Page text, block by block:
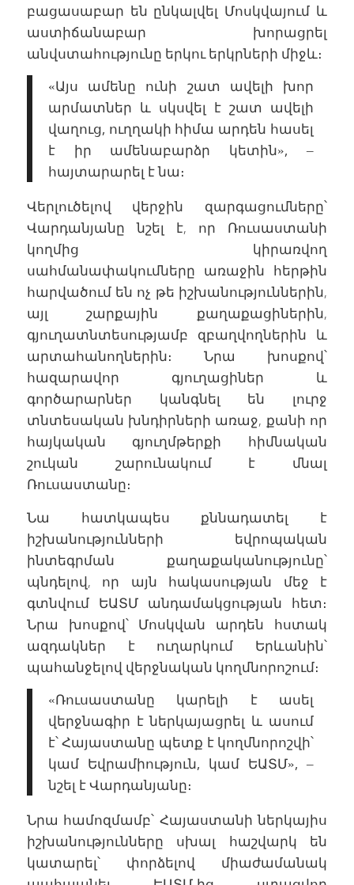
բացասաբար են ընկալվել Մոսկվայում և
աստիճանաբար խորացրել
անվստահությունը երկու երկրների միջև։
«Այս ամենը ունի շատ ավելի խոր
արմատներ և սկսվել է շատ ավելի
վաղուց, ուղղակի հիմա արդեն հասել
է իր ամենաբարձր կետին», –
հայտարարել է նա։
Վերլուծելով վերջին զարգացումները՝
Վարդանյանը նշել է, որ Ռուսաստանի
կողմից կիրառվող
սահմանափակումները առաջին հերթին
հարվածում են ոչ թե իշխանություններին,
այլ շարքային քաղաքացիներին,
գյուղատնտեսությամբ զբաղվողներին և
արտահանողներին։ Նրա խոսքով՝
հազարավոր գյուղացիներ և
գործարարներ կանգնել են լուրջ
տնտեսական խնդիրների առաջ, քանի որ
հայկական գյուղմթերքի հիմնական
շուկան շարունակում է մնալ
Ռուսաստանը։
Նա հատկապես քննադատել է
իշխանությունների եվրոպական
ինտեգրման քաղաքականությունը՝
պնդելով, որ այն հակասության մեջ է
գտնվում ԵԱՏՄ անդամակցության հետ։
Նրա խոսքով՝ Մոսկվան արդեն հստակ
ազդակներ է ուղարկում Երևանին՝
պահանջելով վերջնական կողմնորոշում։
«Ռուսաստանը կարելի է ասել
վերջնագիր է ներկայացրել և ասում
է՝ Հայաստանը պետք է կողմնորոշվի՝
կամ Եվրամիություն, կամ ԵԱՏՄ», –
նշել է Վարդանյանը։
Նրա համոզմամբ՝ Հայաստանի ներկայիս
իշխանությունները սխալ հաշվարկ են
կատարել՝ փորձելով միաժամանակ